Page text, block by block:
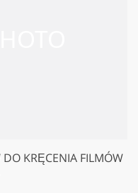
KRĘCENIA FILMÓW